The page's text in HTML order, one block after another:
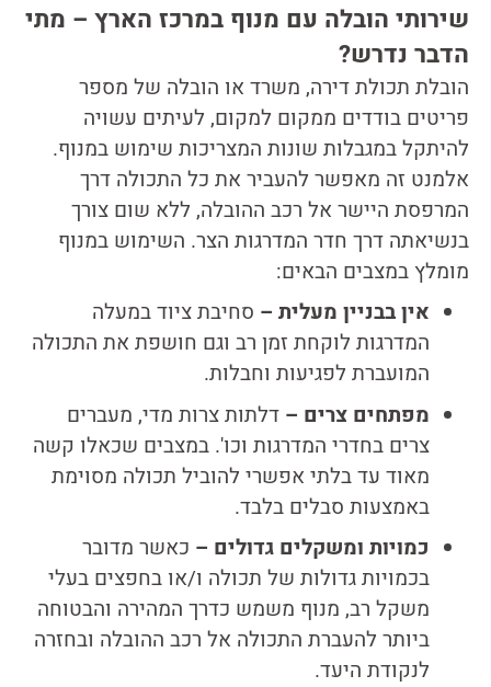
שירותי הובלה עם מנוף במרכז הארץ – מתי
הדבר נדרש?
הובלת תכולת דירה, משרד או הובלה של מספר
פריטים בודדים ממקום למקום, לעיתים עשויה
להיתקל במגבלות שונות המצריכות שימוש במנוף.
אלמנט זה מאפשר להעביר את כל התכולה דרך
המרפסת היישר אל רכב ההובלה, ללא שום צורך
בנשיאתה דרך חדר המדרגות הצר. השימוש במנוף
מומלץ במצבים הבאים:
אין בבניין מעלית – סחיבת ציוד במעלה
המדרגות לוקחת זמן רב וגם חושפת את התכולה
המועברת לפגיעות וחבלות.
מפתחים צרים – דלתות צרות מדי, מעברים
צרים בחדרי המדרגות וכו'. במצבים שכאלו קשה
מאוד עד בלתי אפשרי להוביל תכולה מסוימת
באמצעות סבלים בלבד.
כמויות ומשקלים גדולים – כאשר מדובר
בכמויות גדולות של תכולה ו/או בחפצים בעלי
משקל רב, מנוף משמש כדרך המהירה והבטוחה
ביותר להעברת התכולה אל רכב ההובלה ובחזרה
לנקודת היעד.